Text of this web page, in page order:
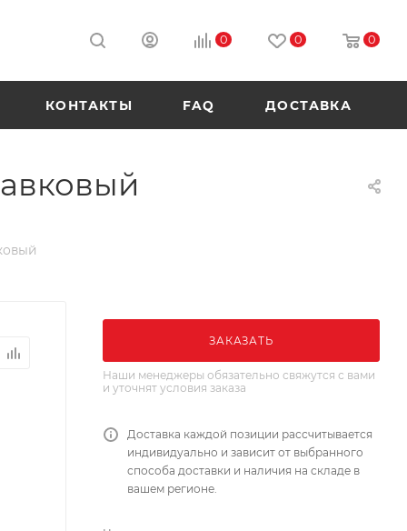
0 0 0
КОНТАКТЫ FAQ ДОСТАВКА
ЗАКАЗАТЬ
Наши менеджеры обязательно свяжутся с вами
и уточнят условия заказа
Доставка каждой позиции рассчитывается
индивидуально и зависит от выбранного
способа доставки и наличия на складе в
вашем регионе.